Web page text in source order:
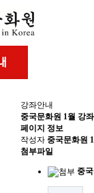
강좌안내
중국문화원 1월 강
페이지 정보
작성자 중국문화원
첨부파일
중